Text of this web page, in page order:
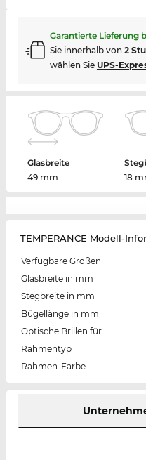
Garantierte Lieferung
Sie innerhalb von 2
wählen Sie UPS-
Glasbreite
49 mm
18
TEMPERANCE Modell-
Verfügbare Größen
Glasbreite in mm
Stegbreite in mm
Bügellänge in mm
Optische Brillen für
Rahmentyp
Rahmen-Farbe